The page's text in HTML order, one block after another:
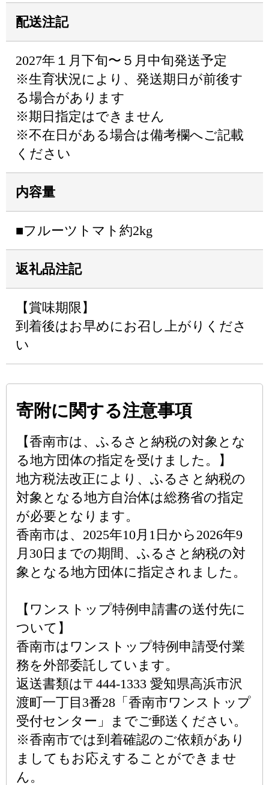
配送注記
2027年１月下旬〜５月中旬発送予定
※生育状況により、発送期日が前後す
る場合があります
※期日指定はできません
※不在日がある場合は備考欄へご記載
ください
内容量
■フルーツトマト約2kg
返礼品注記
【賞味期限】
到着後はお早めにお召し上がりくださ
い
寄附に関する注意事項
【香南市は、ふるさと納税の対象とな
る地方団体の指定を受けました。】
地方税法改正により、ふるさと納税の
対象となる地方自治体は総務省の指定
が必要となります。
香南市は、2025年10月1日から2026年9
月30日までの期間、ふるさと納税の対
象となる地方団体に指定されました。
【ワンストップ特例申請書の送付先に
ついて】
香南市はワンストップ特例申請受付業
務を外部委託しています。
返送書類は〒444-1333 愛知県高浜市沢
渡町一丁目3番28「香南市ワンストップ
受付センター」までご郵送ください。
※香南市では到着確認のご依頼があり
ましてもお応えすることができませ
ん。